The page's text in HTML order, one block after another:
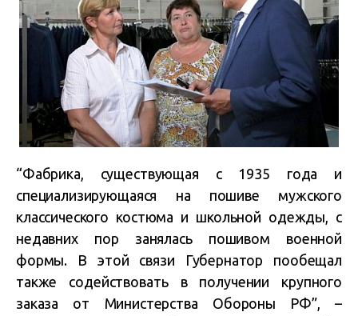
“Фабрика, существующая с 1935 года и
специализирующаяся на пошиве мужского
классического костюма и школьной одежды, с
недавних пор занялась пошивом военной
формы. В этой связи Губернатор пообещал
также содействовать в получении крупного
заказа от Министерства Обороны РФ”, –